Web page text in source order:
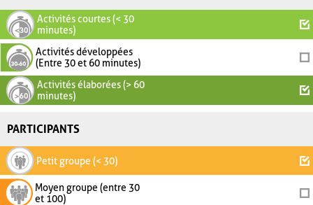
Activités courtes (< 30
minutes)
Activités développées
(Entre 30 et 60 minutes)
Activités élaborées (> 60
minutes)
PARTICIPANTS
Petit groupe (< 30)
Moyen groupe (entre 30
et 100)